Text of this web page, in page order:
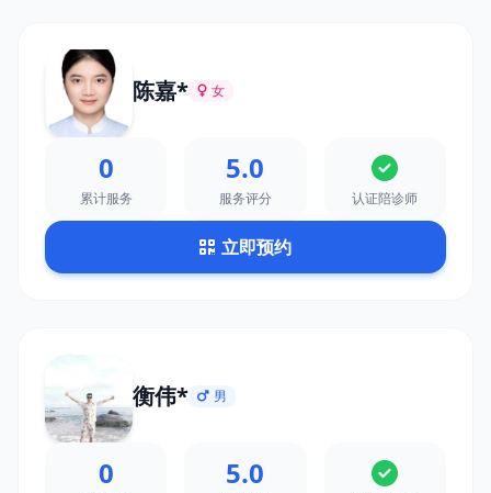
陈嘉* 女
0
累计服务
5.0
服务评分 认证陪诊师
立即预约
衡伟* 男
0 5.0